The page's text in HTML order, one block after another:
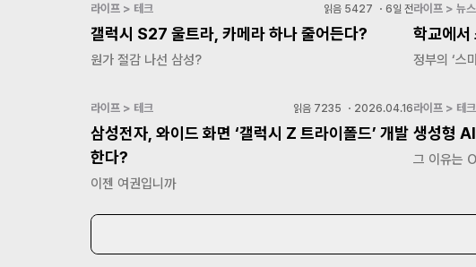
라이프 > 테크 읽음 5427 ・ 6일 전
갤럭시 S27 울트라, 카메라 하나 줄어든다?
원가 절감 나선 삼성?
라이프 > 뉴스
학교에서
정부의 ‘스
라이프 > 테크 읽음 7235 ・ 2026.04.16
삼성전자, 와이드 화면 ‘갤럭시 Z 트라이폴드’ 개발
한다?
이젠 여권입니까
라이프 > 테크
생성형
그 이유는